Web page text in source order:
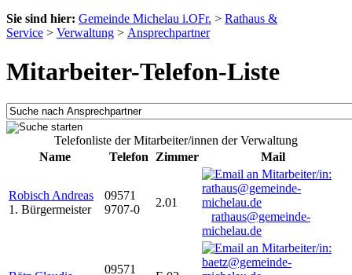
Sie sind hier: Gemeinde Michelau i.OFr. > Rathaus &
Service > Verwaltung > Ansprechpartner
Mitarbeiter-Telefon-Liste
Telefonliste der Mitarbeiter/innen der Verwaltung
Name
Telefon Zimmer Mail
Robisch Andreas
1. Bürgermeister
09571
9707-0
2.01
rathaus@gemeinde-
michelau.de
09571